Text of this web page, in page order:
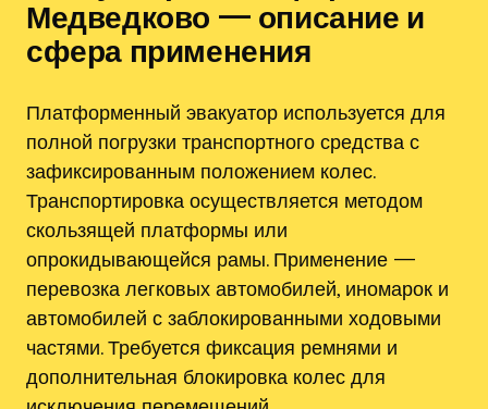
Медведково — описание и
сфера применения
Платформенный эвакуатор используется для
полной погрузки транспортного средства с
зафиксированным положением колес.
Транспортировка осуществляется методом
скользящей платформы или
опрокидывающейся рамы. Применение —
перевозка легковых автомобилей, иномарок и
автомобилей с заблокированными ходовыми
частями. Требуется фиксация ремнями и
дополнительная блокировка колес для